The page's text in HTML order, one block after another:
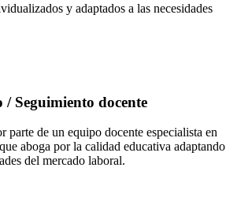
y adaptados a las necesidades
Seguimiento docente
parte de un equipo docente especialista en
aboga por la calidad educativa adaptando
del mercado laboral.